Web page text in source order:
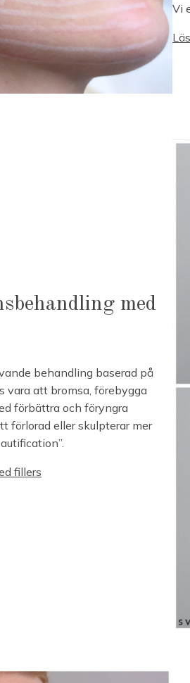
Vi
med
behandling baserad på
vara att bromsa, förebygga
förbättra och föryngra
förlorad eller skulpterar mer
fillers